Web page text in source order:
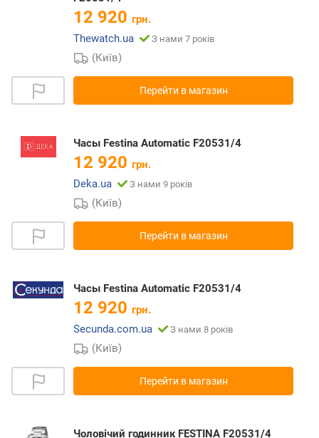
12 920 грн.
Thewatch.ua
З нами 7 років
(Київ)
Перейти в магазин
Часы Festina Automatic F20531/4
12 920 грн.
Deka.ua
З нами 9 років
(Київ)
Перейти в магазин
Часы Festina Automatic F20531/4
12 920 грн.
Secunda.com.ua
З нами 8 років
(Київ)
Перейти в магазин
Чоловічий годинник FESTINA F20531/4